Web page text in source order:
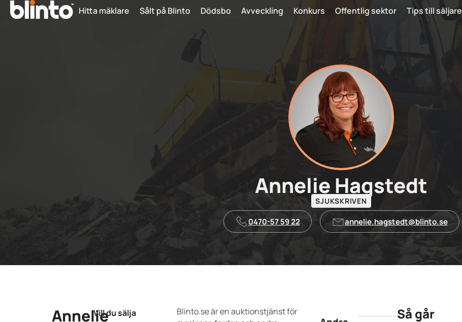
Hitta mäklare Sålt på Blinto Dödsbo Avveckling Konkurs Offentlig sektor Tips till säljare
Annelie Hagstedt
SJUKSKRIVEN
0470-57 59 22 annelie.hagstedt@blinto.se
AnnelieVill du sälja
Blinto.se är en auktionstjänst för
Så går